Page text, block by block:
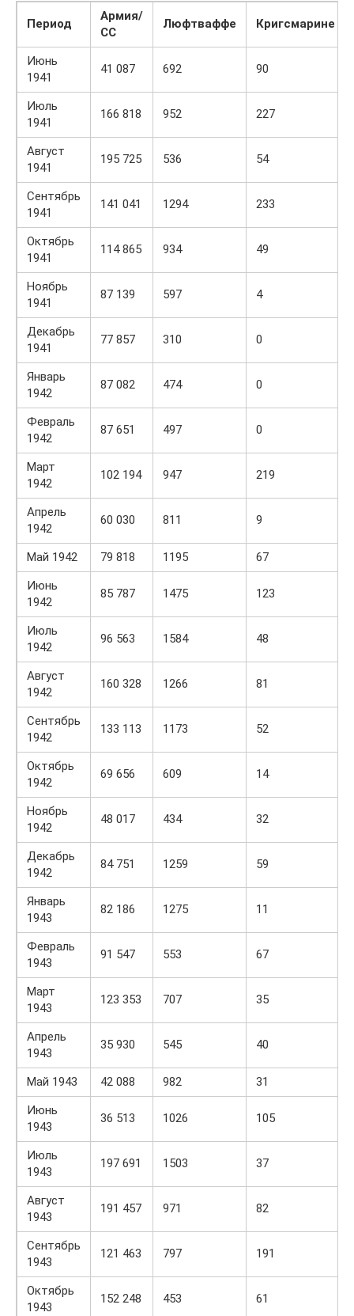
Период
Армия/
СС
Люфтваффе Кригсмарине
Июнь
1941
41 087 692 90
Июль
1941
166 818 952 227
Август
1941
195 725 536 54
Сентябрь
1941
141 041 1294 233
Октябрь
1941
114 865 934 49
Ноябрь
1941
87 139 597 4
Декабрь
1941
77 857 310 0
Январь
1942
87 082 474 0
Февраль
1942
87 651 497 0
Март
1942
102 194 947 219
Апрель
1942
60 030 811 9
Май 1942 79 818 1195
67
Июнь
1942
85 787 1475 123
Июль
1942
96 563 1584 48
Август
1942
160 328 1266 81
Сентябрь
1942
133 113 1173 52
Октябрь
1942
69 656 609 14
Ноябрь
1942
48 017 434 32
Декабрь
1942
84 751 1259 59
Январь
1943
82 186 1275 11
Февраль
1943
91 547 553 67
Март
1943
123 353 707 35
Апрель
1943
35 930 545 40
Май 1943 42 088 982
31
Июнь
1943
36 513 1026 105
Июль
1943
197 691 1503 37
Август
1943
191 457 971 82
Сентябрь
1943
121 463 797 191
Октябрь
1943
152 248 453 61